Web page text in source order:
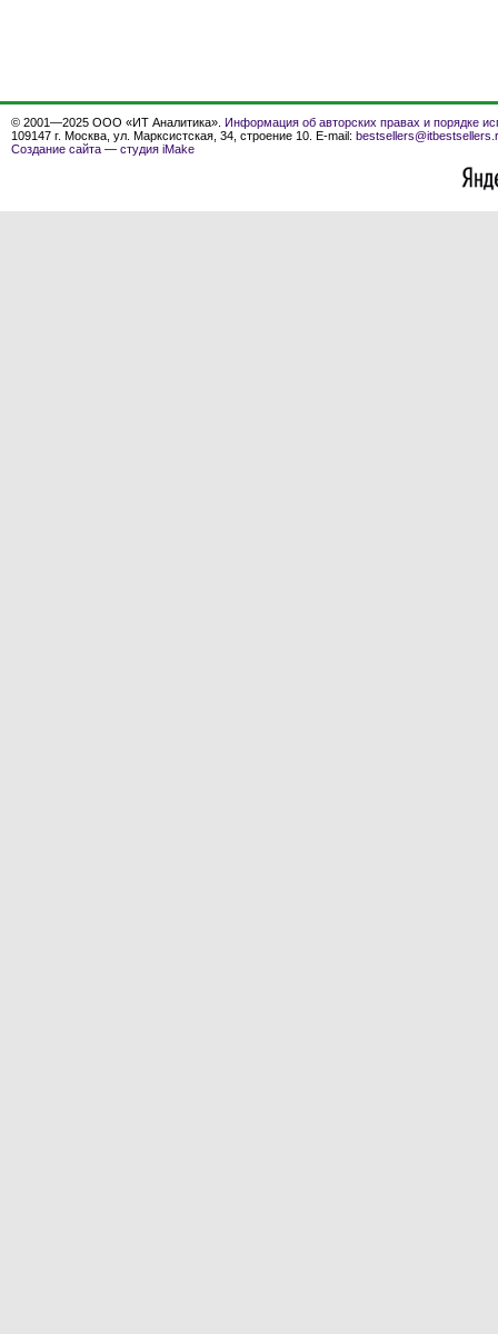
© 2001—2025 ООО «ИТ Аналитика». Информация об авторских правах и порядке
109147 г. Москва, ул. Марксистская, 34, строение 10. E-mail:
Создание сайта — студия iMake